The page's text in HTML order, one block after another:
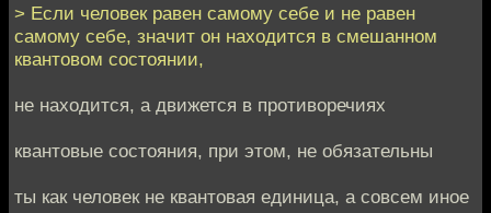
> Если человек равен самому себе и не равен
самому себе, значит он находится в смешанном
квантовом состоянии,
не находится, а движется в противоречиях
квантовые состояния, при этом, не обязательны
ты как человек не квантовая единица, а совсем иное